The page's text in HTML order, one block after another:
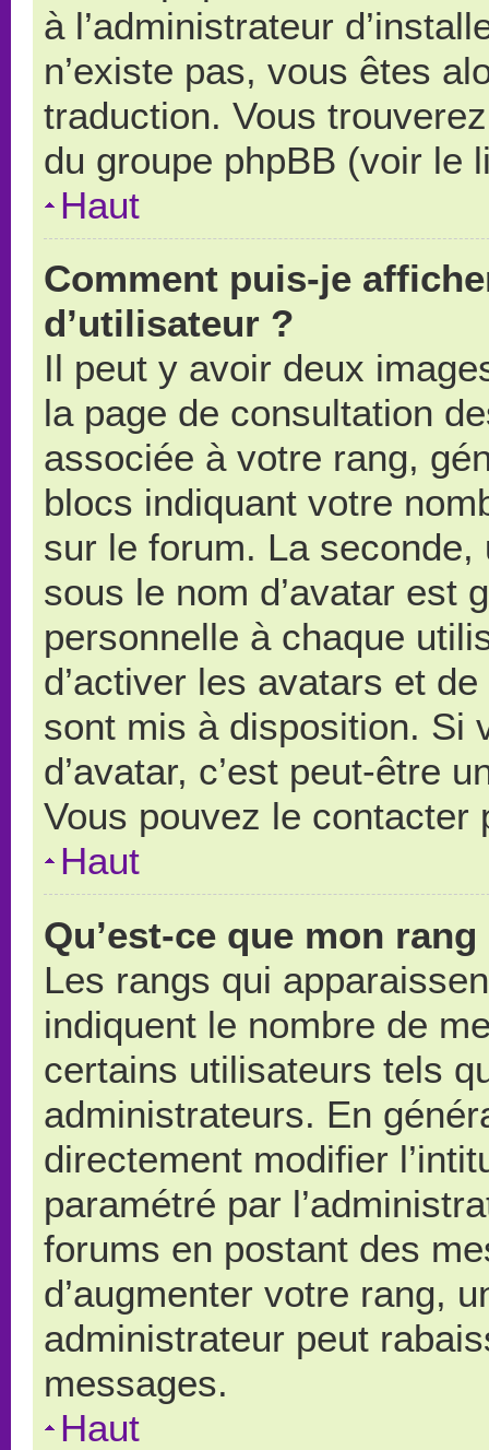
à l’administrateur
n’existe pas, vous êtes
traduction. Vous
du groupe phpBB (voir le
Haut
Comment puis-je
d’utilisateur ?
Il peut y avoir deux
la page de consultation
associée à votre rang,
blocs indiquant votre
sur le forum. La
sous le nom d’avatar est
personnelle à chaque
d’activer les avatars et
sont mis à disposition. Si
d’avatar, c’est peut-être
Vous pouvez le contacter
Haut
Qu’est-ce que mon
Les rangs qui
indiquent le nombre de
certains utilisateurs tels
administrateurs. En
directement modifier
paramétré par
forums en postant des
d’augmenter votre rang,
administrateur peut
messages.
Haut